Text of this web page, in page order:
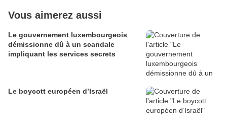
Vous aimerez aussi
Le gouvernement luxembourgeois
démissionne dû à un scandale
impliquant les services secrets
Le boycott européen d’Israël